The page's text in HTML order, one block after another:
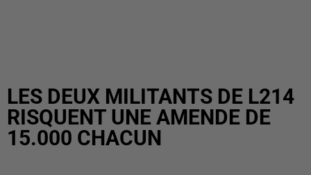
LES DEUX MILITANTS DE L214
RISQUENT UNE AMENDE DE
15.000 CHACUN